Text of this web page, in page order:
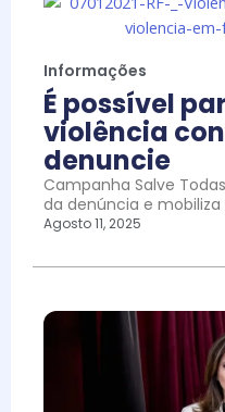
Informações
É possível
violência
denuncie
Campanha Salve
da denúncia e
Agosto 11, 2025